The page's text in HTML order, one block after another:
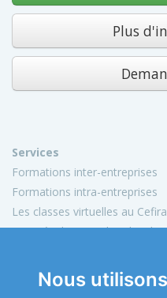
Nous
Plus
Services
Formations inter-entreprises
Formations intra-entreprises
Les classes virtuelles au Cefira
Activités de conseil et d'audit
Informations